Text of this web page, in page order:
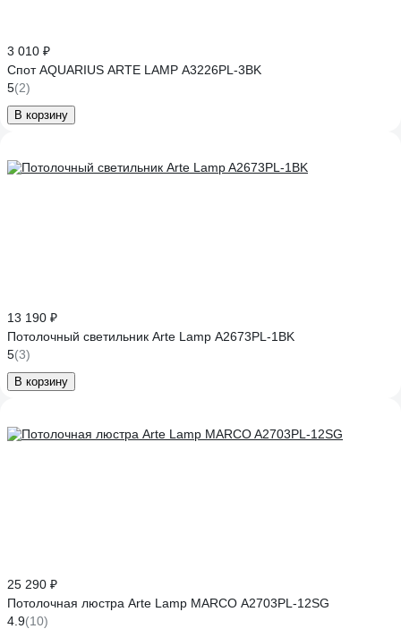
3 010 ₽
Спот AQUARIUS ARTE LAMP A3226PL-3BK
5(2)
В корзину
13 190 ₽
Потолочный светильник Arte Lamp A2673PL-1BK
5(3)
В корзину
25 290 ₽
Потолочная люстра Arte Lamp MARCO A2703PL-12SG
4.9(10)